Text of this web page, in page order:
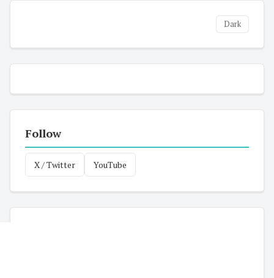
Dark
Follow
X / Twitter YouTube